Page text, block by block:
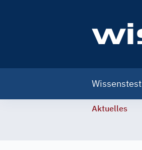
navigation
Wissenstest
Aktuelles